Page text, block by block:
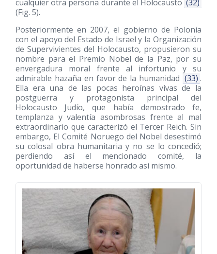
cualquier otra persona durante el Holocausto (32)
(Fig. 5).
Posteriormente en 2007, el gobierno de Polonia
con el apoyo del Estado de Israel y la Organización
de Supervivientes del Holocausto, propusieron su
nombre para el Premio Nobel de la Paz, por su
envergadura moral frente al infortunio y su
admirable hazaña en favor de la humanidad (33) .
Ella era una de las pocas heroínas vivas de la
postguerra y protagonista principal del
Holocausto Judío, que había demostrado fe,
templanza y valentía asombrosas frente al mal
extraordinario que caracterizó el Tercer Reich. Sin
embargo, El Comité Noruego del Nobel desestimó
su colosal obra humanitaria y no se lo concedió;
perdiendo así el mencionado comité, la
oportunidad de haberse honrado así mismo.